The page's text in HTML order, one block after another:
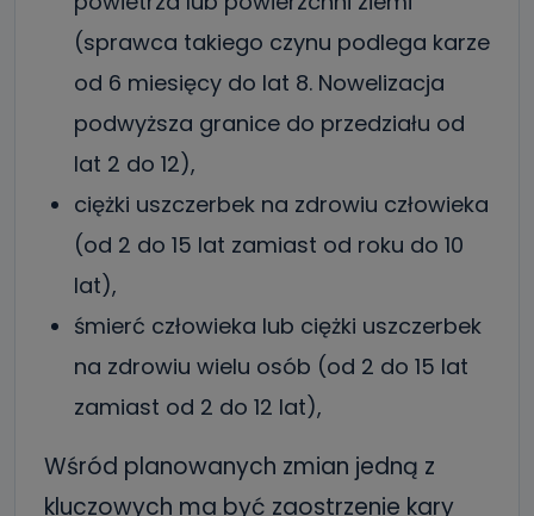
(sprawca takiego czynu podlega karze
od 6 miesięcy do lat 8. Nowelizacja
podwyższa granice do przedziału od
lat 2 do 12),
ciężki uszczerbek na zdrowiu człowieka
(od 2 do 15 lat zamiast od roku do 10
lat),
śmierć człowieka lub ciężki uszczerbek
na zdrowiu wielu osób (od 2 do 15 lat
zamiast od 2 do 12 lat),
Wśród planowanych zmian jedną z
kluczowych ma być zaostrzenie kary